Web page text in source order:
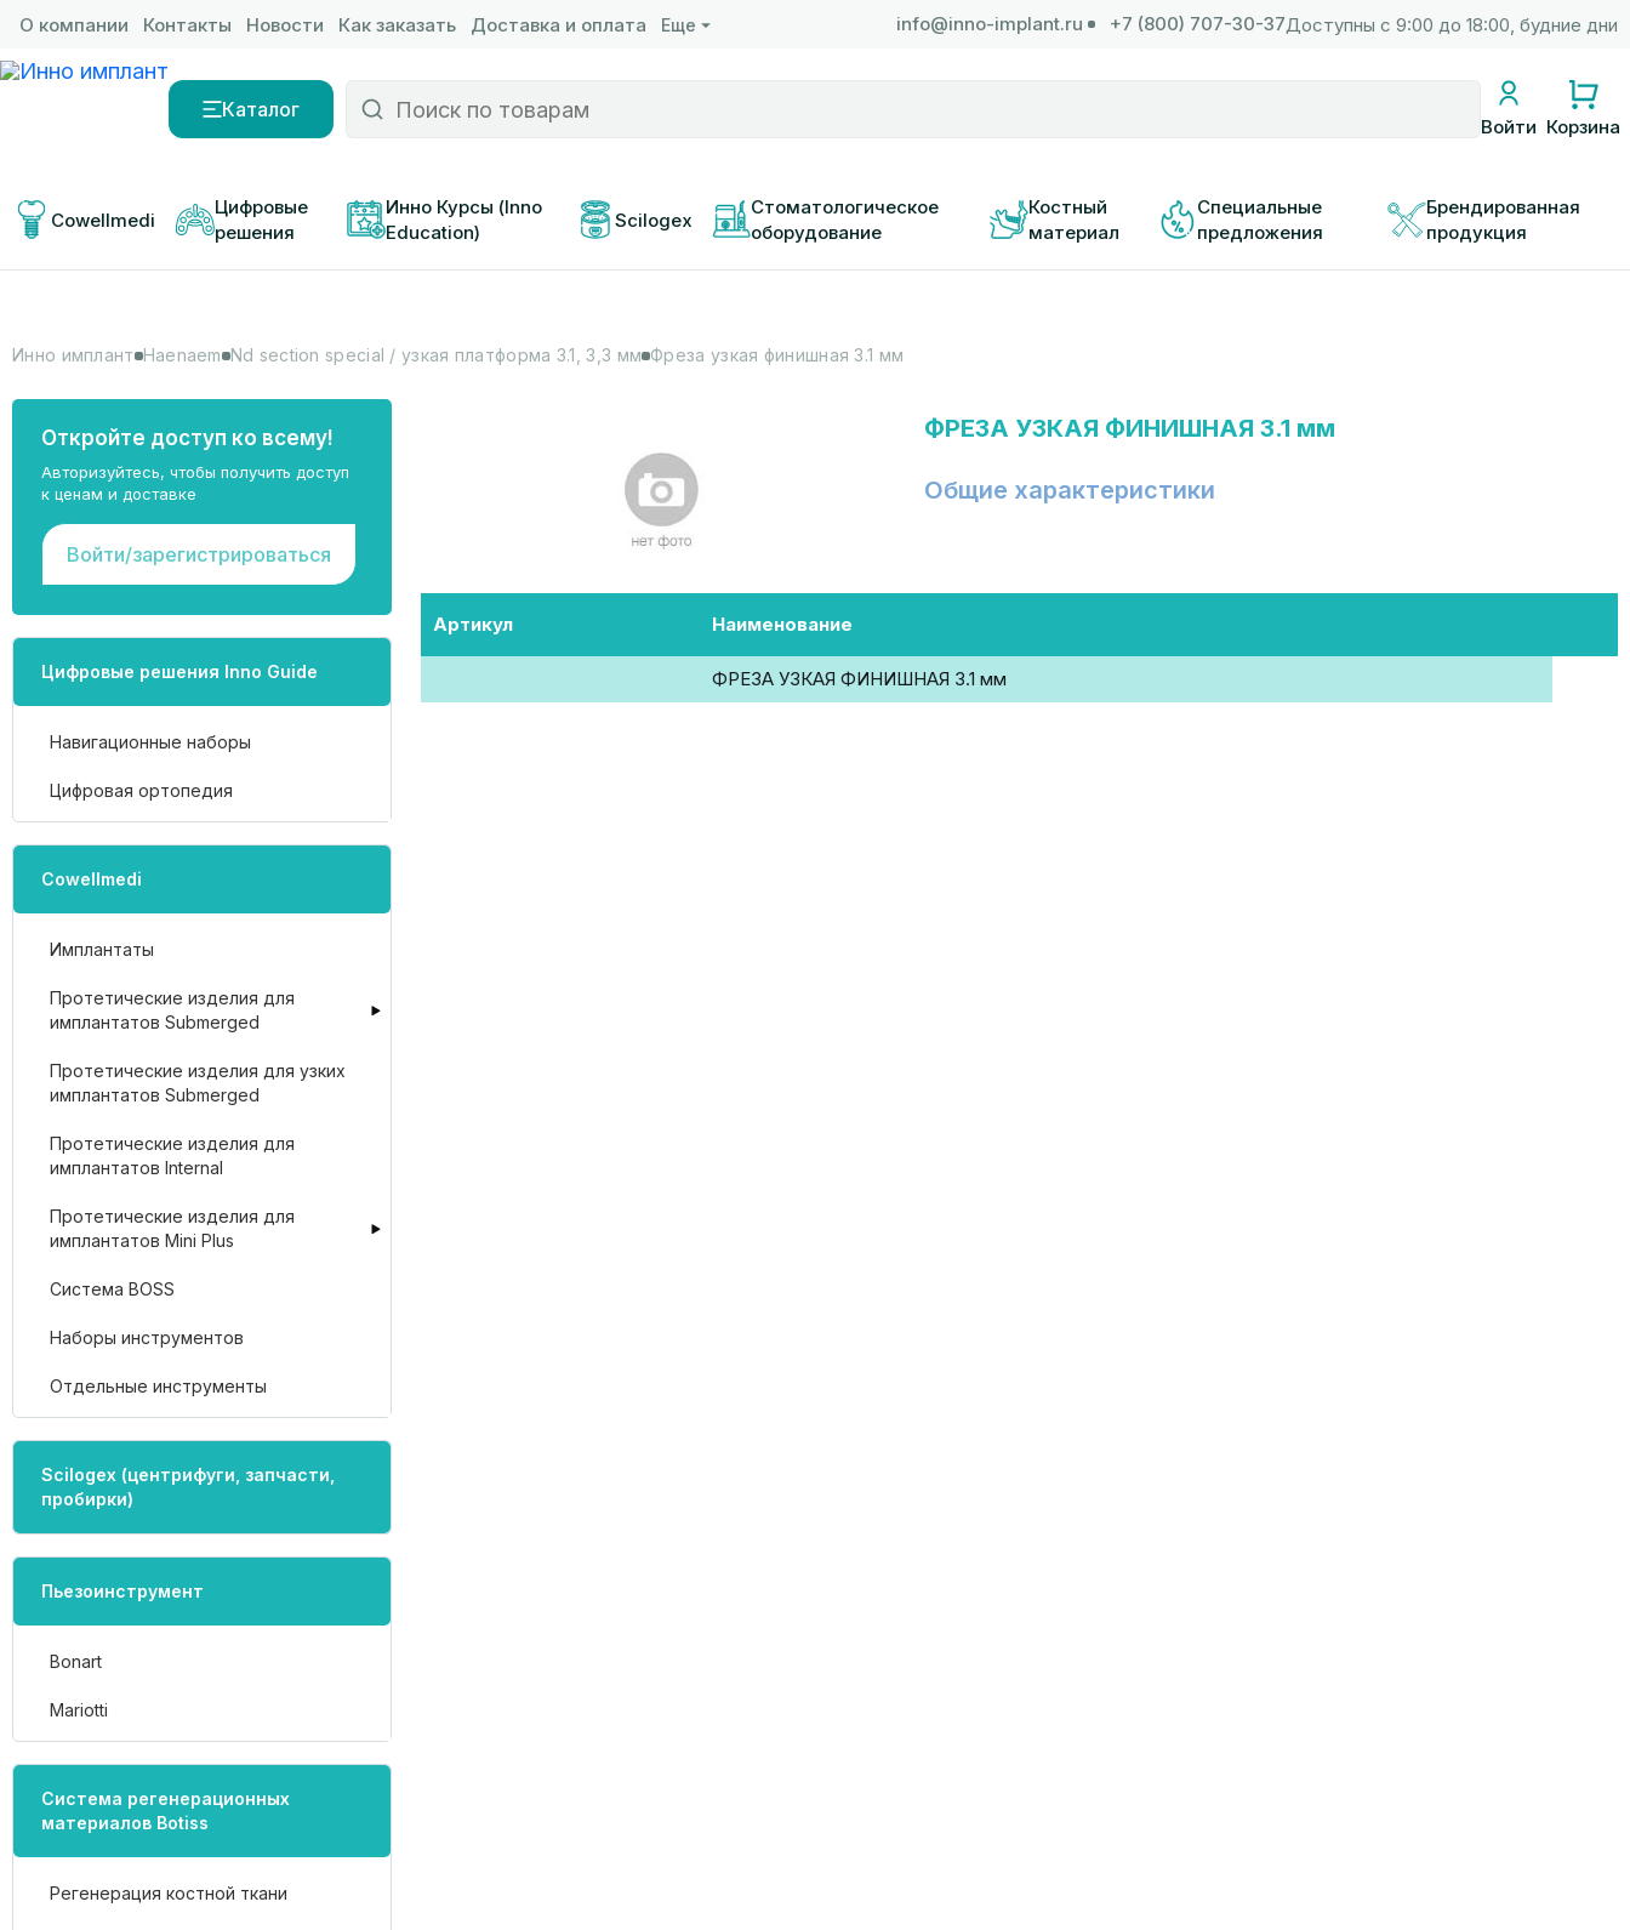
О компании Контакты Новости Как заказать Доставка и оплата Еще info@inno-implant.ru +7 (800) 707-30-37Доступны с 9:00 до 18:00, будние дни
Каталог
Войти Корзина
Cowellmedi
Цифровые
решения
Инно Курсы (Inno
Education)
Scilogex
Стоматологическое
оборудование
Костный
материал
Специальные
предложения
Брендированная
продукция
Инно имплант Haenaem Nd section special / узкая платформа 3.1, 3,3 мм Фреза узкая финишная 3.1 мм
Откройте доступ ко всему!
Авторизуйтесь, чтобы получить доступ
к ценам и доставке
Войти/зарегистрироваться
Цифровые решения Inno Guide
Навигационные наборы
Цифровая ортопедия
Cowellmedi
Имплантаты
Протетические изделия для
имплантатов Submerged
Протетические изделия для узких
имплантатов Submerged
Протетические изделия для
имплантатов Internal
Протетические изделия для
имплантатов Mini Plus
Система BOSS
Наборы инструментов
Отдельные инструменты
Scilogex (центрифуги, запчасти,
пробирки)
Пьезоинструмент
Bonart
Mariotti
Система регенерационных
материалов Botiss
Регенерация костной ткани
ФРЕЗА УЗКАЯ ФИНИШНАЯ 3.1 мм
Общие характеристики
Артикул Наименование
ФРЕЗА УЗКАЯ ФИНИШНАЯ 3.1 мм